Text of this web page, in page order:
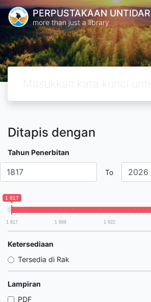
PERPUSTAKAAN UNTIDAR
more than just a library
Ditapis dengan
Tahun Penerbitan
To
1 817
1 817 1 869 1 922
Ketersediaan
Tersedia di Rak
Lampiran
PDF